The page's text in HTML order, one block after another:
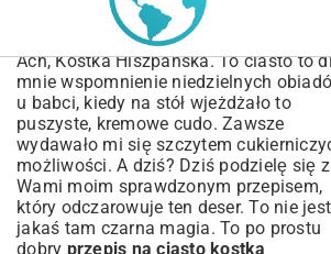
po Kroku
Ach, Kostka Hiszpańska. To ciasto to
mnie wspomnienie niedzielnych
u babci, kiedy na stół wjeżdżało to
puszyste, kremowe cudo. Zawsze
wydawało mi się szczytem
możliwości. A dziś? Dziś podzielę się z
Wami moim sprawdzonym przepisem,
który odczarowuje ten deser. To nie jest
jakaś tam czarna magia. To po prostu
dobry przepis na ciasto kostka